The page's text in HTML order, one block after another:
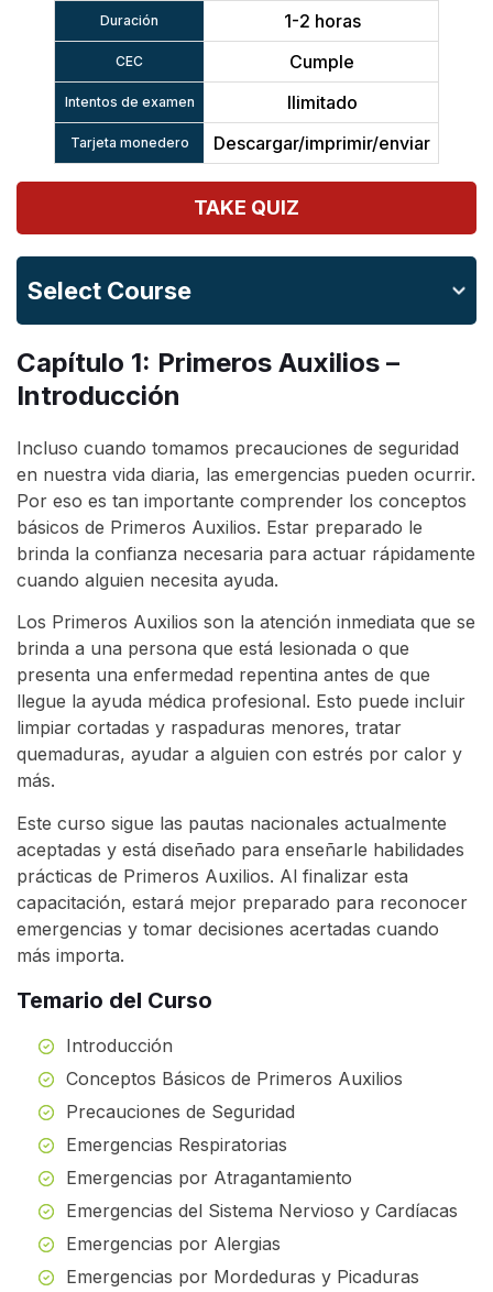
Duración 1-2 horas
CEC Cumple
Intentos de examen Ilimitado
Tarjeta monedero Descargar/imprimir/enviar
TAKE QUIZ
Select Course
Capítulo 1: Primeros Auxilios –
Introducción
Incluso cuando tomamos precauciones de seguridad
en nuestra vida diaria, las emergencias pueden ocurrir.
Por eso es tan importante comprender los conceptos
básicos de Primeros Auxilios. Estar preparado le
brinda la confianza necesaria para actuar rápidamente
cuando alguien necesita ayuda.
Los Primeros Auxilios son la atención inmediata que se
brinda a una persona que está lesionada o que
presenta una enfermedad repentina antes de que
llegue la ayuda médica profesional. Esto puede incluir
limpiar cortadas y raspaduras menores, tratar
quemaduras, ayudar a alguien con estrés por calor y
más.
Este curso sigue las pautas nacionales actualmente
aceptadas y está diseñado para enseñarle habilidades
prácticas de Primeros Auxilios. Al finalizar esta
capacitación, estará mejor preparado para reconocer
emergencias y tomar decisiones acertadas cuando
más importa.
Temario del Curso
Introducción
Conceptos Básicos de Primeros Auxilios
Precauciones de Seguridad
Emergencias Respiratorias
Emergencias por Atragantamiento
Emergencias del Sistema Nervioso y Cardíacas
Emergencias por Alergias
Emergencias por Mordeduras y Picaduras